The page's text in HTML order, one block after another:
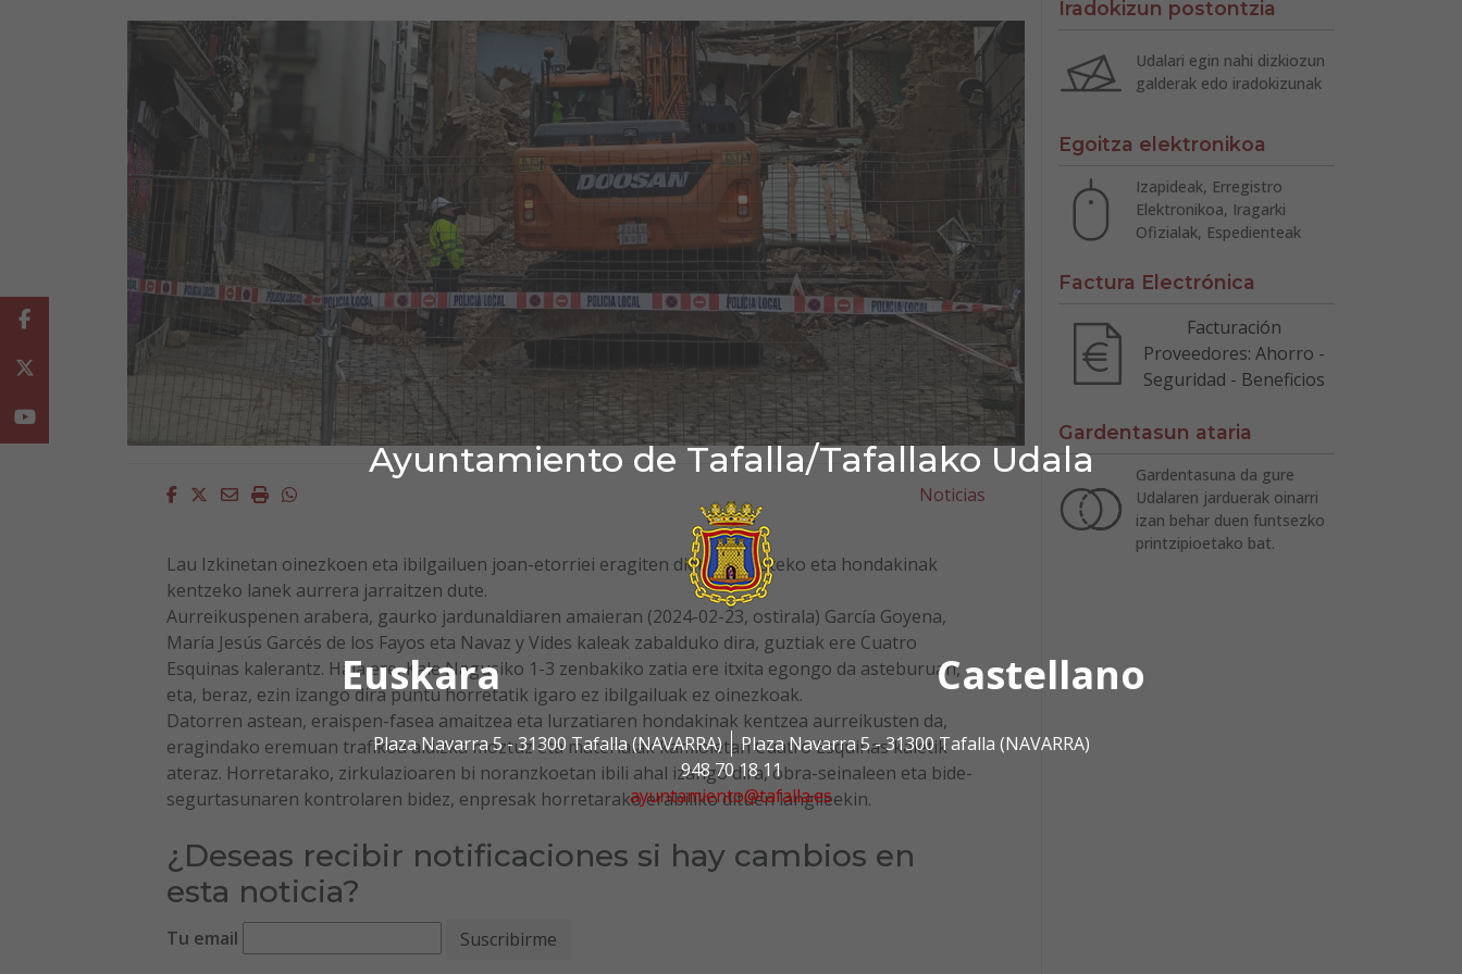
Ayuntamiento de Tafalla/Tafallako Udala
Euskara Castellano
Plaza Navarra 5 - 31300 Tafalla (NAVARRA)
Plaza Navarra 5 - 31300 Tafalla (NAVARRA)
948 70 18 11
ayuntamiento@tafalla.es
Facebook
Twitter
EmailImprimirWhatsapp Noticias
Lau Izkinetan oinezkoen eta ibilgailuen joan-etorriei eragiten dieten eraisteko eta hondakinak
kentzeko lanek aurrera jarraitzen dute.
Aurreikuspenen arabera, gaurko jardunaldiaren amaieran (2024-02-23, ostirala) García Goyena,
María Jesús Garcés de los Fayos eta Navaz y Vides kaleak zabalduko dira, guztiak ere Cuatro
Esquinas kalerantz. Hala ere, Kale Nagusiko 1-3 zenbakiko zatia ere itxita egongo da asteburuan,
eta, beraz, ezin izango dira puntu horretatik igaro ez ibilgailuak ez oinezkoak.
Datorren astean, eraispen-fasea amaitzea eta lurzatiaren hondakinak kentzea aurreikusten da,
eragindako eremuan trafikoa aldizka moztuz eta materialak kamioietan Cuatro Esquinas kaletik
ateraz. Horretarako, zirkulazioaren bi noranzkoetan ibili ahal izango dira, obra-seinaleen eta bide-
segurtasunaren kontrolaren bidez, enpresak horretarako erabiliko dituen langileekin.
¿Deseas recibir notificaciones si hay cambios en
esta noticia?
Tu email
Iradokizun postontzia
Udalari egin nahi dizkiozun
galderak edo iradokizunak
Egoitza elektronikoa
Izapideak, Erregistro
Elektronikoa, Iragarki
Ofizialak, Espedienteak
Factura Electrónica
Facturación
Proveedores: Ahorro -
Seguridad - Beneficios
Gardentasun ataria
Gardentasuna da gure
Udalaren jarduerak oinarri
izan behar duen funtsezko
printzipioetako bat.
Facebook
Youtube